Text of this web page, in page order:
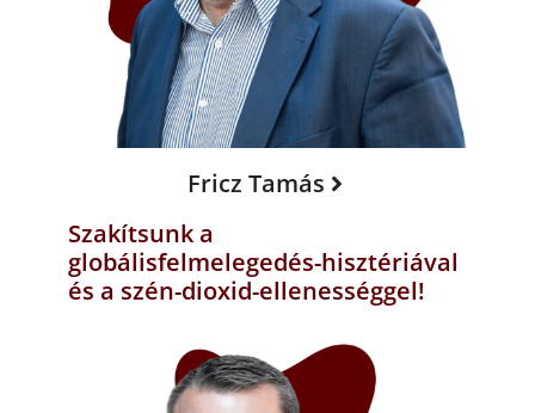
Fricz Tamás
Szakítsunk a
globálisfelmelegedés-hisztériával
és a szén-dioxid-ellenességgel!